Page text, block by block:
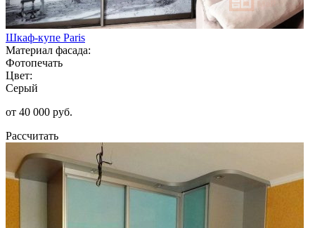
Шкаф-купе Paris
Материал фасада:
Фотопечать
Цвет:
Серый
от 40 000 руб.
Рассчитать